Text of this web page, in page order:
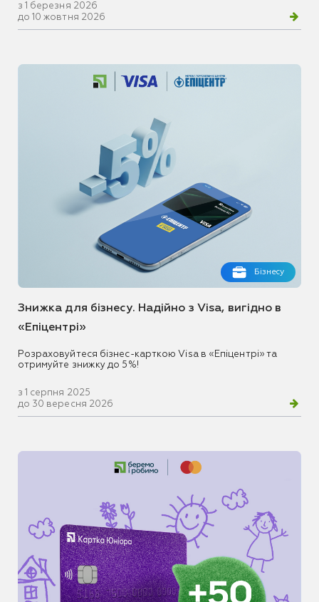
з 1 березня 2026
до 10 жовтня 2026
Бізнесу
Знижка для бізнесу. Надійно з Visa, вигідно в
«Епіцентрі»
Розраховуйтеся бізнес-карткою Visa в «Епіцентрі» та
отримуйте знижку до 5%!
з 1 серпня 2025
до 30 вересня 2026